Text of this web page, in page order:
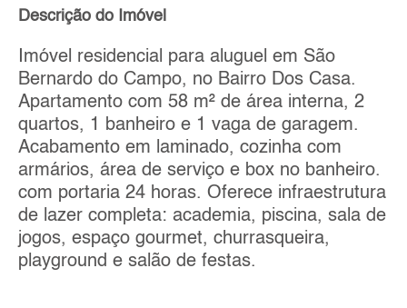
Descrição do Imóvel
Imóvel residencial para aluguel em São
Bernardo do Campo, no Bairro Dos Casa.
Apartamento com 58 m² de área interna, 2
quartos, 1 banheiro e 1 vaga de garagem.
Acabamento em laminado, cozinha com
armários, área de serviço e box no banheiro.
com portaria 24 horas. Oferece infraestrutura
de lazer completa: academia, piscina, sala de
jogos, espaço gourmet, churrasqueira,
playground e salão de festas.